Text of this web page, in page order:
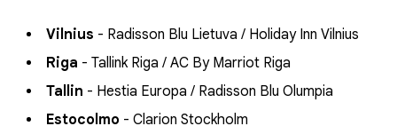
Vilnius - Radisson Blu Lietuva / Holiday Inn Vilnius
Riga - Tallink Riga / AC By Marriot Riga
Tallin - Hestia Europa / Radisson Blu Olumpia
Estocolmo - Clarion Stockholm